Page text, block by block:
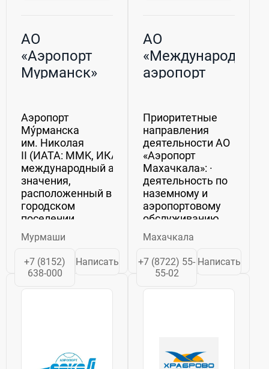
АО
«Аэропорт
Мурманск»
Аэропорт
Му́рманска
им. Николая
II (ИАТА: MMK, ИКАО: ULMM) —
международный аэропорт федерального
значения,
расположенный в
городском
поселении
Мурмаши Мурманской
области.
Находится в 4 км
юго-западнее...
Мурмаши
+7 (8152)
638-000
Написать
АО
«Международный
аэропорт
Приоритетные
направления
деятельности АО
«Аэропорт
Махачкала»: ·
деятельность по
наземному и
аэропортовому
обслуживанию
воздушных судов
в аэропорту
Махачкала; ·
повышение
безопасности
Махачкала
+7 (8722) 55-
55-02
Написать